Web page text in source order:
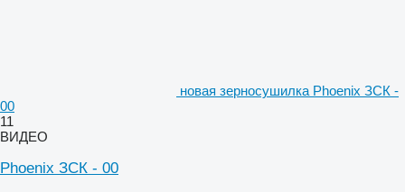
новая зерносушилка Phoenix ЗСК -
00
11
ВИДЕО
Phoenix ЗСК - 00